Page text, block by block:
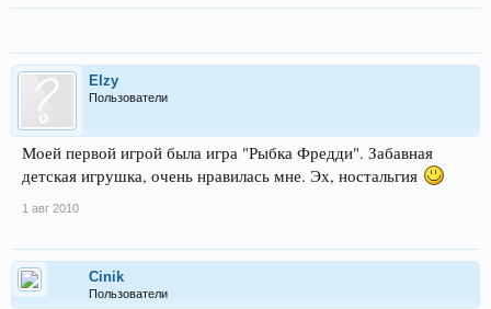
Elzy
Пользователи
Моей первой игрой была игра "Рыбка Фредди". Забавная
детская игрушка, очень нравилась мне. Эх, ностальгия
1 авг 2010
Cinik
Пользователи